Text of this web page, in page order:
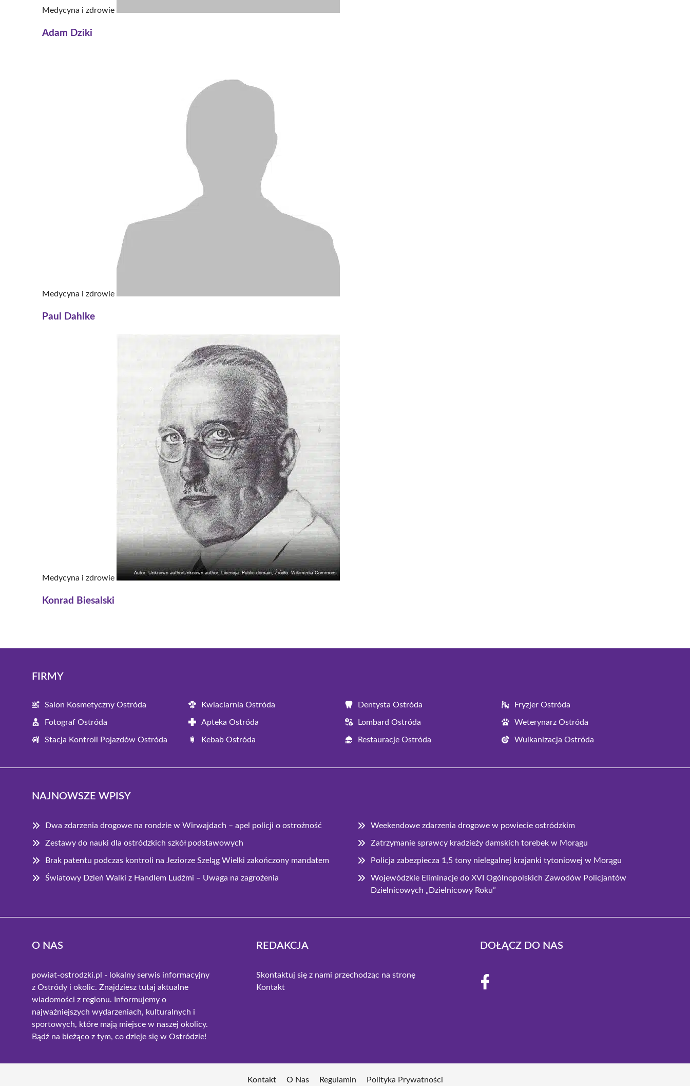
Medycyna i zdrowie
Adam Dziki
Medycyna i zdrowie
Paul Dahlke
Medycyna i zdrowie
Konrad Biesalski
FIRMY
Salon Kosmetyczny Ostróda Kwiaciarnia Ostróda Dentysta Ostróda Fryzjer Ostróda
Fotograf Ostróda Apteka Ostróda Lombard Ostróda Weterynarz Ostróda
Stacja Kontroli Pojazdów Ostróda Kebab Ostróda Restauracje Ostróda Wulkanizacja Ostróda
NAJNOWSZE WPISY
Dwa zdarzenia drogowe na rondzie w Wirwajdach – apel policji o ostrożność Weekendowe zdarzenia drogowe w powiecie ostródzkim
Zestawy do nauki dla ostródzkich szkół podstawowych Zatrzymanie sprawcy kradzieży damskich torebek w Morągu
Brak patentu podczas kontroli na Jeziorze Szeląg Wielki zakończony mandatem Policja zabezpiecza 1,5 tony nielegalnej krajanki tytoniowej w Morągu
Światowy Dzień Walki z Handlem Ludźmi – Uwaga na zagrożenia
Wojewódzkie Eliminacje do XVI Ogólnopolskich Zawodów Policjantów
Dzielnicowych „Dzielnicowy Roku”
O NAS
powiat-ostrodzki.pl - lokalny serwis informacyjny
z Ostródy i okolic. Znajdziesz tutaj aktualne
wiadomości z regionu. Informujemy o
najważniejszych wydarzeniach, kulturalnych i
sportowych, które mają miejsce w naszej okolicy.
Bądź na bieżąco z tym, co dzieje się w Ostródzie!
REDAKCJA
Skontaktuj się z nami przechodząc na stronę
Kontakt
DOŁĄCZ DO NAS
Kontakt O Nas Regulamin Polityka Prywatności